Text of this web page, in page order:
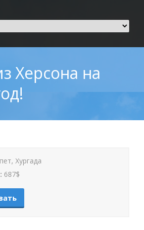
Херсона на
Хургада
687$